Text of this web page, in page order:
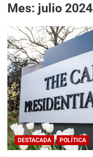
Mes: julio 2024
DESTACADA POLÍTICA